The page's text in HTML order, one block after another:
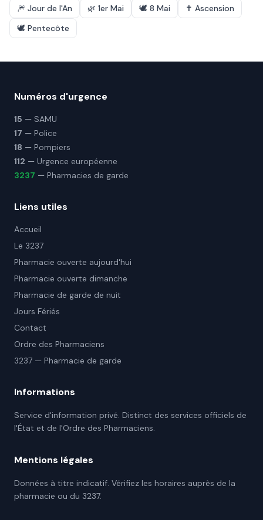
🎆 Jour de l'An 🌿 1er Mai 🕊️ 8 Mai ✝️ Ascension
🕊️ Pentecôte
Numéros d'urgence
15 — SAMU
17 — Police
18 — Pompiers
112 — Urgence européenne
3237 — Pharmacies de garde
Liens utiles
Accueil
Le 3237
Pharmacie ouverte aujourd'hui
Pharmacie ouverte dimanche
Pharmacie de garde de nuit
Jours Fériés
Contact
Ordre des Pharmaciens
3237 — Pharmacie de garde
Informations
Service d'information privé. Distinct des services officiels de
l'État et de l'Ordre des Pharmaciens.
Mentions légales
Données à titre indicatif. Vérifiez les horaires auprès de la
pharmacie ou du 3237.